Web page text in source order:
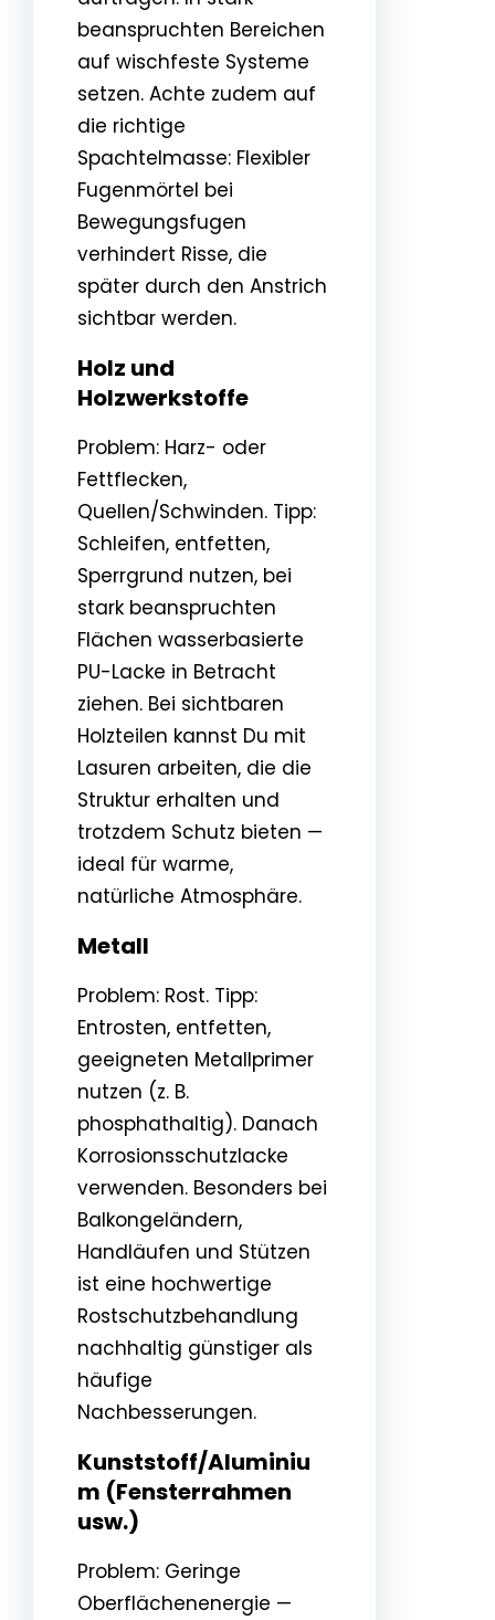
beanspruchten Bereichen
auf wischfeste Systeme
setzen. Achte zudem auf
die richtige
Spachtelmasse: Flexibler
Fugenmörtel bei
Bewegungsfugen
verhindert Risse, die
später durch den Anstrich
sichtbar werden.
Holz und
Holzwerkstoffe
Problem: Harz- oder
Fettflecken,
Quellen/Schwinden. Tipp:
Schleifen, entfetten,
Sperrgrund nutzen, bei
stark beanspruchten
Flächen wasserbasierte
PU-Lacke in Betracht
ziehen. Bei sichtbaren
Holzteilen kannst Du mit
Lasuren arbeiten, die die
Struktur erhalten und
trotzdem Schutz bieten —
ideal für warme,
natürliche Atmosphäre.
Metall
Problem: Rost. Tipp:
Entrosten, entfetten,
geeigneten Metallprimer
nutzen (z. B.
phosphathaltig). Danach
Korrosionsschutzlacke
verwenden. Besonders bei
Balkongeländern,
Handläufen und Stützen
ist eine hochwertige
Rostschutzbehandlung
nachhaltig günstiger als
häufige
Nachbesserungen.
Kunststoff/Aluminiu
m (Fensterrahmen
usw.)
Problem: Geringe
Oberflächenenergie —